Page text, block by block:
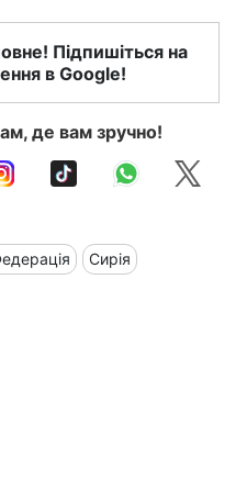
Підпишіться на
в Google!
де вам зручно!
Сирія